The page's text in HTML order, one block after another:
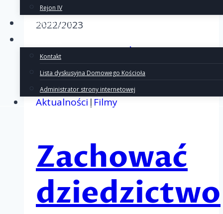
Rejon IV
Rekolekcje
Kontakt
Lista dyskusyjna Domowego Kościoła
Administrator strony internetowej
wizerunku – Piosenka Roku OŻK
2022/2023
Dowiedz się więcej Piosenka
2022/2023
Aktualności | Filmy
Zachować
dziedzictwo